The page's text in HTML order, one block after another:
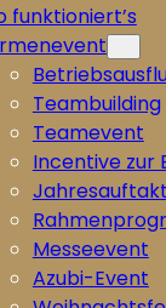
funktioniert’s
Teambuilding
Teamevent
Incentive zur
Messeevent
Azubi-Event